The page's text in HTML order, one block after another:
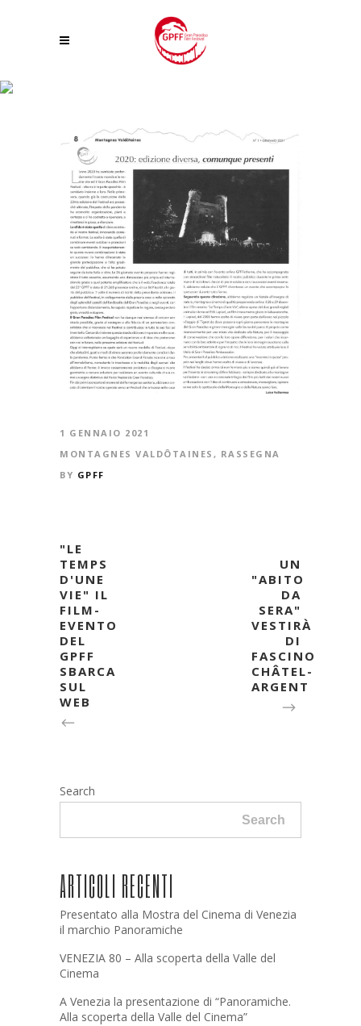
1 GENNAIO 2021
MONTAGNES VALDÔTAINES , RASSEGNA
BY GPFF
"LE
TEMPS
D'UNE
VIE" IL
FILM-
EVENTO
DEL
GPFF
SBARCA
SUL
WEB
UN
"ABITO
DA
SERA"
VESTIRÀ
DI
FASCINO
CHÂTEL-
ARGENT
Search
Search
ARTICOLI RECENTI
Presentato alla Mostra del Cinema di Venezia
il marchio Panoramiche
VENEZIA 80 – Alla scoperta della Valle del
Cinema
A Venezia la presentazione di “Panoramiche.
Alla scoperta della Valle del Cinema”